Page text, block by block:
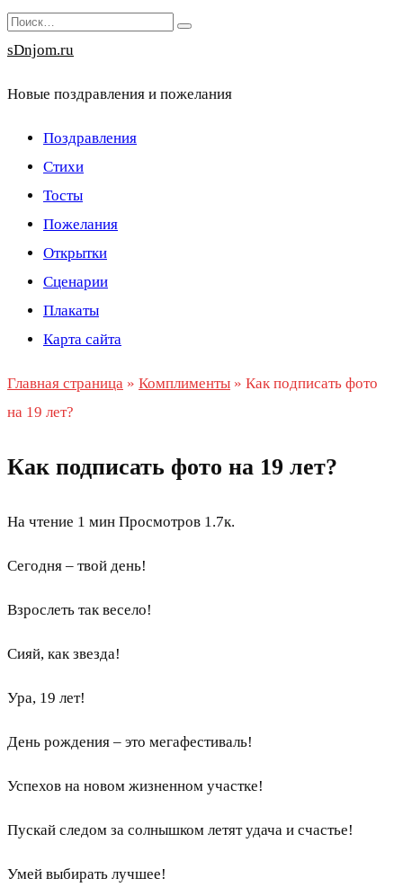
Перейти
к
Search
for:
sDnjom.ru
Новые поздравления и пожелания
Поздравления
Стихи
Тосты
Пожелания
Открытки
Сценарии
Плакаты
Карта сайта
Главная страница » Комплименты » Как подписать фото
на 19 лет?
Как подписать фото на 19 лет?
На чтение 1 мин Просмотров 1.7к.
Сегодня – твой день!
Взрослеть так весело!
Сияй, как звезда!
Ура, 19 лет!
День рождения – это мегафестиваль!
Успехов на новом жизненном участке!
Пускай следом за солнышком летят удача и счастье!
Умей выбирать лучшее!